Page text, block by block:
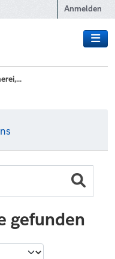
Anmelden
gefunden